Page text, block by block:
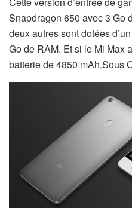
Snapdragon 650 avec 3 Go
deux autres sont dotées
Go de RAM. Et si le Mi Max
batterie de 4850 mAh.Sous